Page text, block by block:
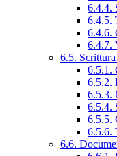
6.4.4.
6.4.5.
6.4.6.
6.4.7.
6.5.
6.5.1.
6.5.2.
6.5.3.
6.5.4.
6.5.5.
6.5.6.
6.6.